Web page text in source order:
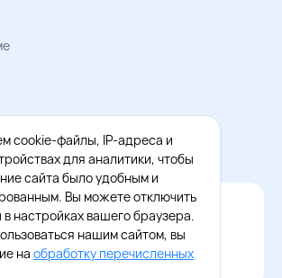
персональных данных
СОУТ
приложение Восток - Запад
бесплатное приложение
cookie-файлы, IP-адреса и
для аналитики, чтобы
сайта было удобным и
Вы можете отключить
настройках вашего браузера.
нашим сайтом, вы
на обработку перечисленных